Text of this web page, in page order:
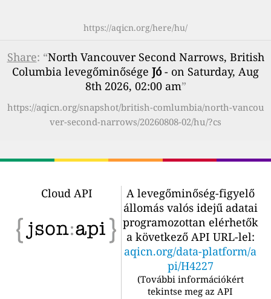
https://aqicn.org/here/hu/
Share: “North Vancouver Second Narrows, British
Columbia levegőminősége Jó- on Saturday, Aug
8th 2026, 02:00 am”
https://aqicn.org/snapshot/british-comlumbia/north-vancou
ver-second-narrows/20260808-02/hu/?cs
Cloud API
A levegőminőség-figyelő
állomás valós idejű adatai
programozottan elérhetők
a következő API URL-lel:
aqicn.org/data-platform/a
pi/H4227
(További információkért
tekintse meg az API